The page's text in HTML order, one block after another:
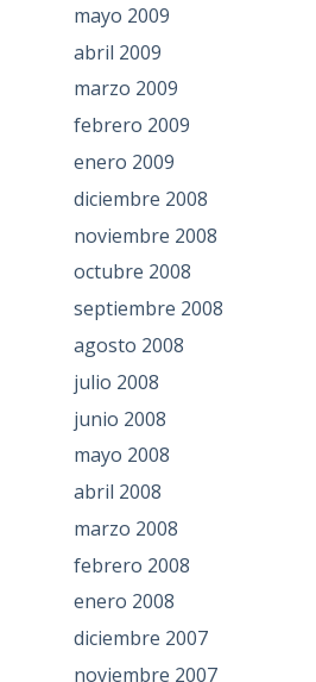
mayo 2009
abril 2009
marzo 2009
febrero 2009
enero 2009
diciembre 2008
noviembre 2008
octubre 2008
septiembre 2008
agosto 2008
julio 2008
junio 2008
mayo 2008
abril 2008
marzo 2008
febrero 2008
enero 2008
diciembre 2007
noviembre 2007